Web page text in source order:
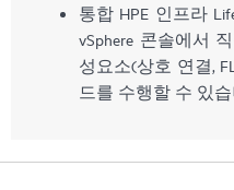
통합 HPE 인프라
vSphere 콘솔에서
성요소(상호 연결,
드를 수행할 수 있